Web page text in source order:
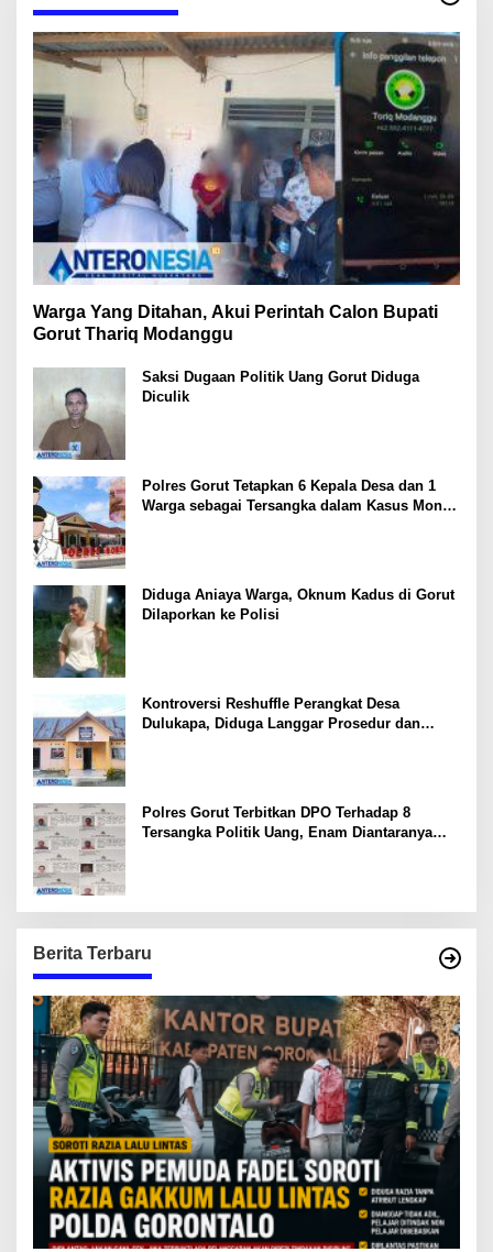
Warga Yang Ditahan, Akui Perintah Calon Bupati
Gorut Thariq Modanggu
Saksi Dugaan Politik Uang Gorut Diduga
Diculik
Polres Gorut Tetapkan 6 Kepala Desa dan 1
Warga sebagai Tersangka dalam Kasus Money
Diduga Aniaya Warga, Oknum Kadus di Gorut
Dilaporkan ke Polisi
Kontroversi Reshuffle Perangkat Desa
Dulukapa, Diduga Langgar Prosedur dan
Polres Gorut Terbitkan DPO Terhadap 8
Tersangka Politik Uang, Enam Diantaranya
Berita Terbaru